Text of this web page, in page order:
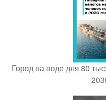
Город на воде для 80